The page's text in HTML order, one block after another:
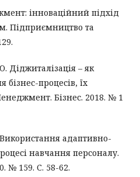
інноваційний підхід
Підприємництво та
Діджиталізація – як
бізнес-процесів, їх
Бізнес. 2018. № 1
адаптивно-
навчання персоналу.
№ 159. С. 58-62.